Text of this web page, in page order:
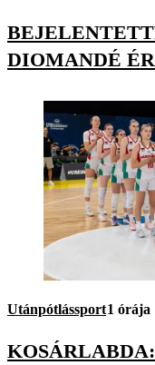
DIOMANDÉ
Utánpótlássport1 órája